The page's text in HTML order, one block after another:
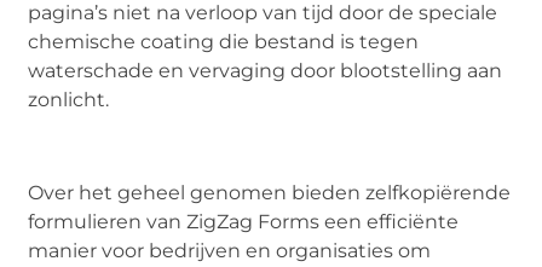
pagina’s niet na verloop van tijd door de speciale
chemische coating die bestand is tegen
waterschade en vervaging door blootstelling aan
zonlicht.
Over het geheel genomen bieden zelfkopiërende
formulieren van ZigZag Forms een efficiënte
manier voor bedrijven en organisaties om